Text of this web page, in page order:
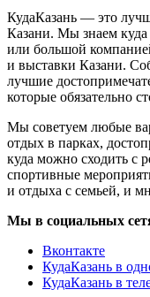
КудаКазань — это
Казани. Мы знаем куда
или большой
и выставки Казани.
лучшие
которые обязательно
Мы советуем любые
отдых в парках,
куда можно сходить с
спортивные
и отдыха с семьей, и
Мы в социальных
Вконтакте
КудаКазань в
КудаКазань в